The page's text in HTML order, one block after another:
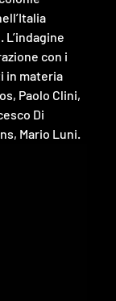
con i
in materia
Paolo Clini,
Di
Mario Luni.